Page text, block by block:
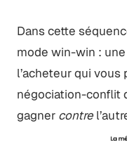
Dans cette
mode win-win :
l’acheteur qui
négociation-conflit
gagner contre